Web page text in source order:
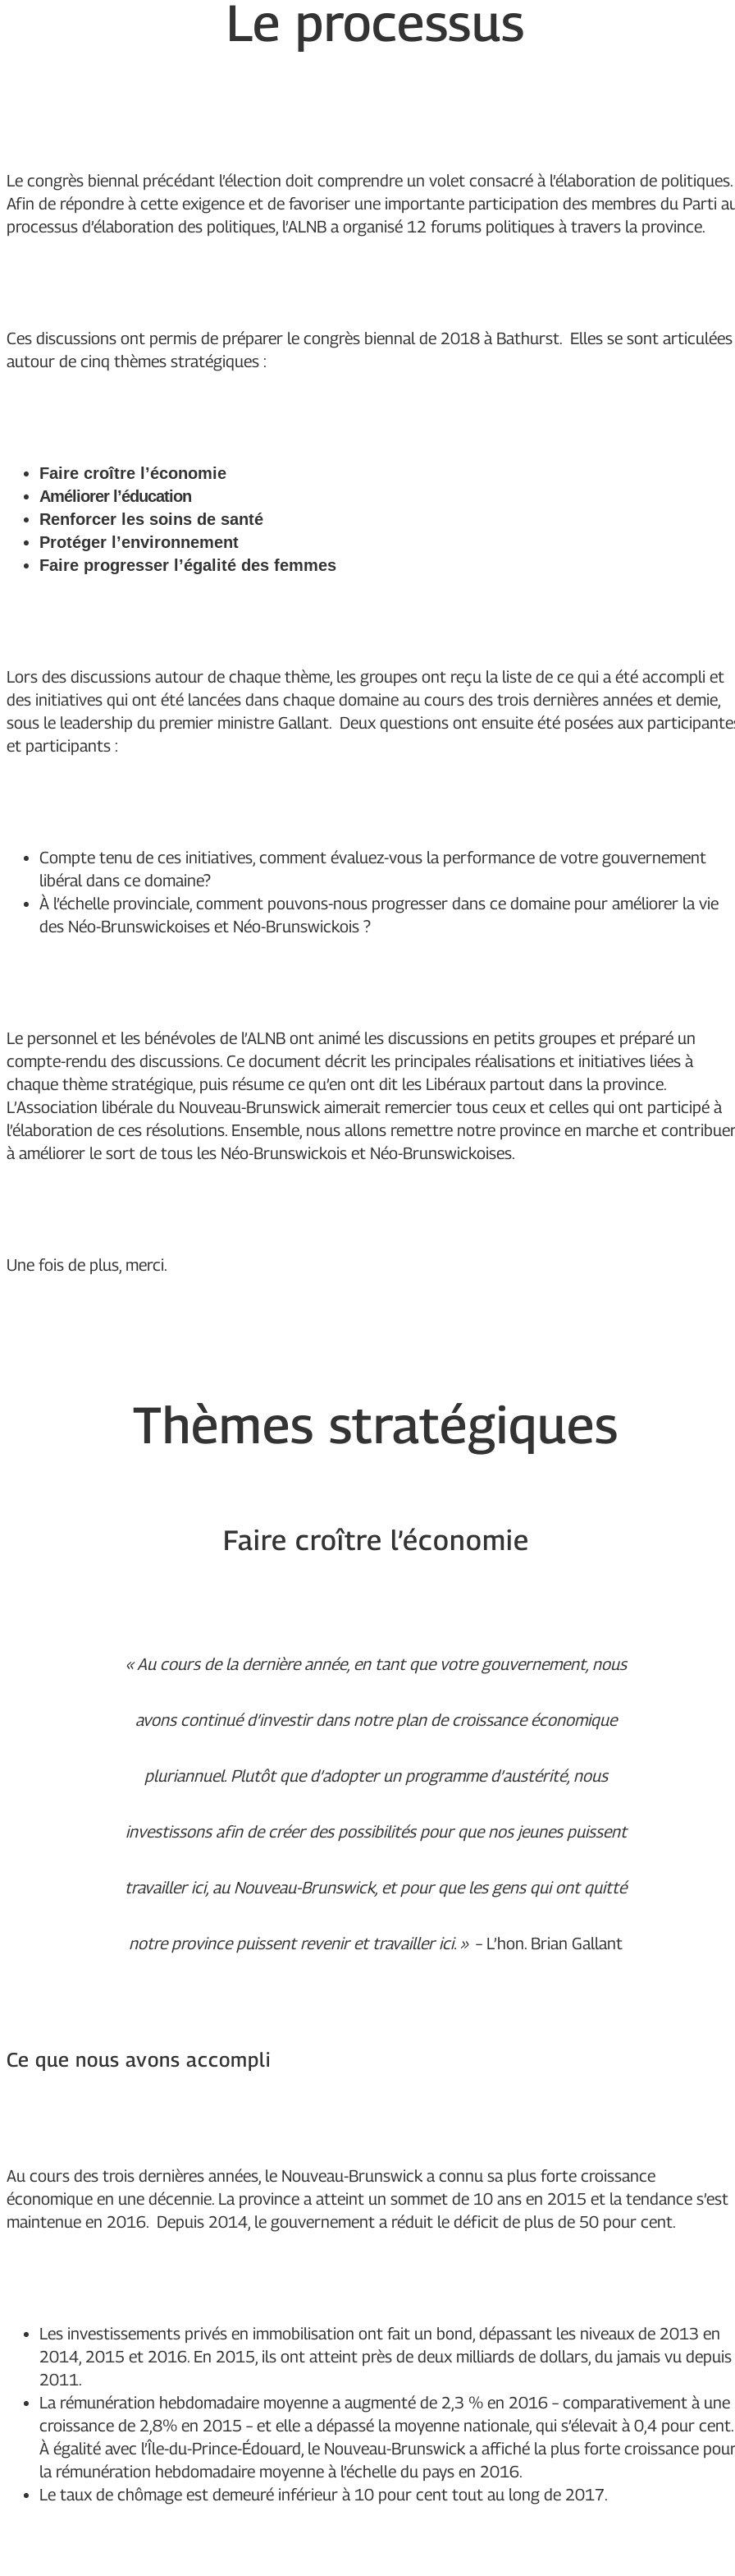
Le processus
Le congrès biennal précédant l’élection doit comprendre un volet consacré à l’élaboration de politiques.
Afin de répondre à cette exigence et de favoriser une importante participation des membres du Parti
processus d’élaboration des politiques, l’ALNB a organisé 12 forums politiques à travers la province.
Ces discussions ont permis de préparer le congrès biennal de 2018 à Bathurst. Elles se sont articulées
autour de cinq thèmes stratégiques :
Faire croître l’économie
Améliorer l’éducation
Renforcer les soins de santé
Protéger l’environnement
Faire progresser l’égalité des femmes
Lors des discussions autour de chaque thème, les groupes ont reçu la liste de ce qui a été accompli et
des initiatives qui ont été lancées dans chaque domaine au cours des trois dernières années et demie,
sous le leadership du premier ministre Gallant. Deux questions ont ensuite été posées aux
et participants :
Compte tenu de ces initiatives, comment évaluez-vous la performance de votre gouvernement
libéral dans ce domaine?
À l’échelle provinciale, comment pouvons-nous progresser dans ce domaine pour améliorer la vie
des Néo-Brunswickoises et Néo-Brunswickois ?
Le personnel et les bénévoles de l’ALNB ont animé les discussions en petits groupes et préparé un
compte-rendu des discussions. Ce document décrit les principales réalisations et initiatives liées à
chaque thème stratégique, puis résume ce qu’en ont dit les Libéraux partout dans la province.
L’Association libérale du Nouveau-Brunswick aimerait remercier tous ceux et celles qui ont participé à
l’élaboration de ces résolutions. Ensemble, nous allons remettre notre province en marche et
à améliorer le sort de tous les Néo-Brunswickois et Néo-Brunswickoises.
Une fois de plus, merci.
Thèmes stratégiques
Faire croître l’économie
« Au cours de la dernière année, en tant que votre gouvernement, nous
avons continué d’investir dans notre plan de croissance économique
pluriannuel. Plutôt que d’adopter un programme d’austérité, nous
investissons afin de créer des possibilités pour que nos jeunes puissent
travailler ici, au Nouveau-Brunswick, et pour que les gens qui ont quitté
notre province puissent revenir et travailler ici. » – L’hon. Brian Gallant
Ce que nous avons accompli
Au cours des trois dernières années, le Nouveau-Brunswick a connu sa plus forte croissance
économique en une décennie. La province a atteint un sommet de 10 ans en 2015 et la tendance s’est
maintenue en 2016. Depuis 2014, le gouvernement a réduit le déficit de plus de 50 pour cent.
Les investissements privés en immobilisation ont fait un bond, dépassant les niveaux de 2013 en
2014, 2015 et 2016. En 2015, ils ont atteint près de deux milliards de dollars, du jamais vu depuis
2011.
La rémunération hebdomadaire moyenne a augmenté de 2,3 % en 2016 – comparativement à une
croissance de 2,8% en 2015 – et elle a dépassé la moyenne nationale, qui s’élevait à 0,4 pour cent.
À égalité avec l’Île-du-Prince-Édouard, le Nouveau-Brunswick a affiché la plus forte croissance
la rémunération hebdomadaire moyenne à l’échelle du pays en 2016.
Le taux de chômage est demeuré inférieur à 10 pour cent tout au long de 2017.